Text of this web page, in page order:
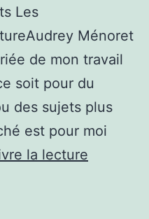
Les
Ménoret
de mon travail
soit pour du
des sujets plus
est pour moi
la lecture